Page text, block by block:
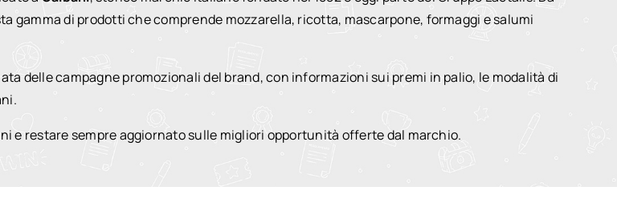
gamma di prodotti che comprende mozzarella, ricotta, mascarpone, formaggi e salumi
delle campagne promozionali del brand, con informazioni sui premi in palio, le modalità di
e restare sempre aggiornato sulle migliori opportunità offerte dal marchio.